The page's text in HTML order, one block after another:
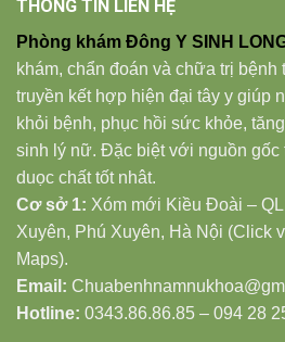
THÔNG TIN LIÊN HỆ
Phòng khám Đông Y SINH
khám, chẩn đoán và chữa trị
truyền kết hợp hiện đại tây y giúp
khỏi bệnh, phục hồi sức khỏe,
sinh lý nữ. Đặc biệt với nguồn gốc
duọc chất tốt nhât.
Cơ sở 1: Xóm mới Kiều Đoài –
Xuyên, Phú Xuyên, Hà Nội (Click
Maps).
Email:
Hotline: 0343.86.86.85 – 094 28